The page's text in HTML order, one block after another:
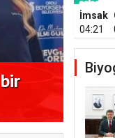
11
İmsak
04:21